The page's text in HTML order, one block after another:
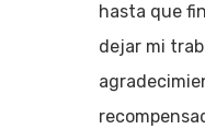
hasta que
dejar mi